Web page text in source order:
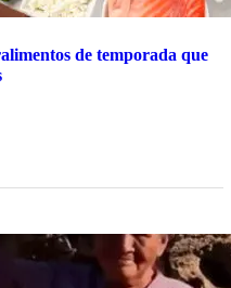
de temporada que
peleado con un
a cuerpo